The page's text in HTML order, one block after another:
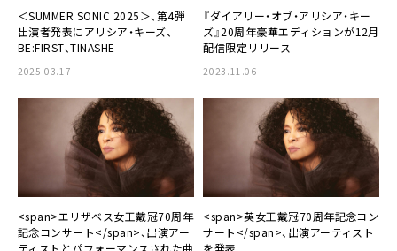
＜SUMMER SONIC 2025＞、第4弾
出演者発表にアリシア・キーズ、
BE:FIRST、TINASHE
2025.03.17
『ダイアリー・オブ・アリシア・キー
ズ』20周年豪華エディションが12月
配信限定リリース
2023.11.06
<span>エリザベス女王戴冠70周年
記念コンサート</span>、出演アー
ティストとパフォーマンスされた曲
<span>英女王戴冠70周年記念コン
サート</span>、出演アーティスト
を発表